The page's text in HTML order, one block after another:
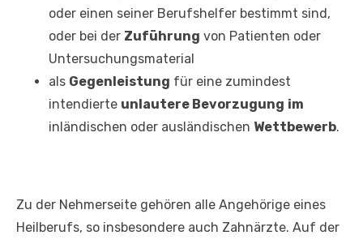
oder einen seiner Berufshelfer bestimmt sind,
oder bei der Zuführung von Patienten oder
Untersuchungsmaterial
als Gegenleistung für eine zumindest
intendierte unlautere Bevorzugung im
inländischen oder ausländischen Wettbewerb.
Zu der Nehmerseite gehören alle Angehörige eines
Heilberufs, so insbesondere auch Zahnärzte. Auf der